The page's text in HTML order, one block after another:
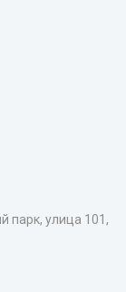
парк, улица 101,